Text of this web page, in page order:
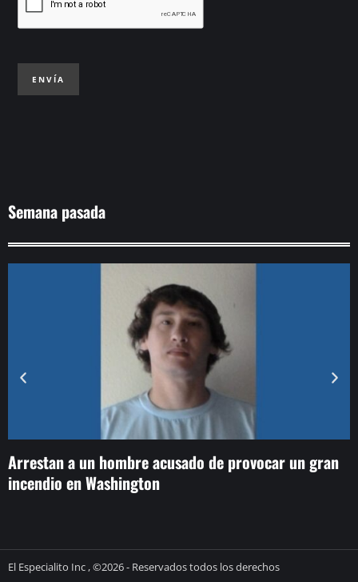
ENVÍA
Semana pasada
Arrestan a un hombre acusado de provocar un gran
incendio en Washington
El Especialito Inc , ©2026 - Reservados todos los derechos